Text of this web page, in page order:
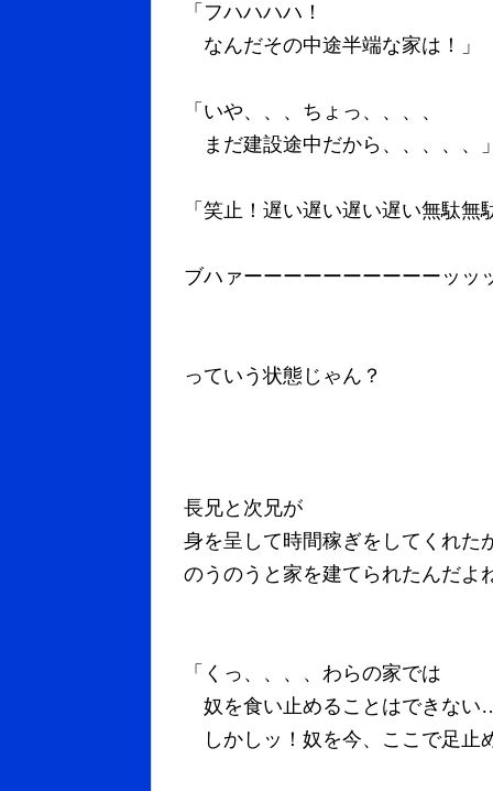
「フハハハハ！
なんだその中途半端な家は！」
「いや、、、ちょっ、、、、
まだ建設途中だから、、、、、」
「笑止！遅い遅い遅い遅い無駄無
ブハァーーーーーーーーーーッッ
っていう状態じゃん？
長兄と次兄が
身を呈して時間稼ぎをしてくれた
のうのうと家を建てられたんだよ
「くっ、、、、わらの家では
奴を食い止めることはできない
しかしッ！奴を今、ここで足止